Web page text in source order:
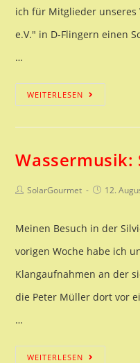
ich für Mitglieder unseres
e.V." in D-Flingern einen
…
WEITERLESEN
in
Wassermusik:
Beitrags-
SolarGourmet
Beitrag
12.
Meinen Besuch in der
vorigen Woche habe ich
Klangaufnahmen an der
die Peter Müller dort vor
…
WEITERLESEN